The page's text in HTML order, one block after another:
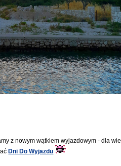
z nowym wątkiem wyjazdowym - dla
Dni Do Wyjazdu